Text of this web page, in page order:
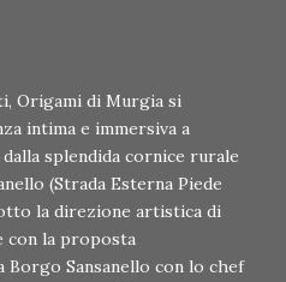
Origami di Murgia si
intima e immersiva a
splendida cornice rurale
(Strada Esterna Piede
la direzione artistica di
con la proposta
Borgo Sansanello con lo chef